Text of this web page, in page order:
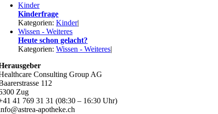
Kinder
Kinderfrage
Kategorien:Kinder|
Wissen - Weiteres
Heute schon gelacht?
Kategorien:Wissen - Weiteres|
Consulting Group AG
112
Zug
41 769 31 31 (08:30 – 16:30 Uhr)
apotheke.ch